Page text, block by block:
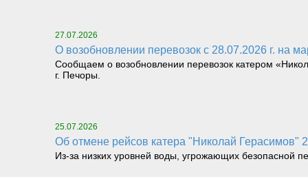
27.07.2026
О возобновлении перевозок с 28.07.2026 г. на
Сообщаем о возобновлении перевозок катером
г. Печоры.
25.07.2026
Об отмене рейсов катера "Николай Герасимов"
Из-за низких уровней воды, угрожающих безопасной